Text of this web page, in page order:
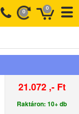
0
0
21.072 ,- Ft
Raktáron: 10+ db